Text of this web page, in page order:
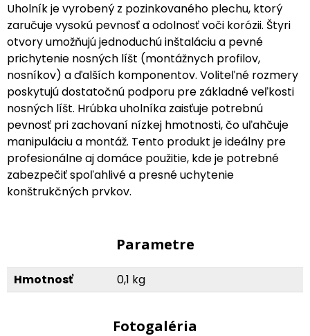
Uholník je vyrobený z pozinkovaného plechu, ktorý
zaručuje vysokú pevnosť a odolnosť voči korózii. Štyri
otvory umožňujú jednoduchú inštaláciu a pevné
prichytenie nosných líšt (montážnych profilov,
nosníkov) a ďalších komponentov. Voliteľné rozmery
poskytujú dostatočnú podporu pre základné veľkosti
nosných líšt. Hrúbka uholníka zaisťuje potrebnú
pevnosť pri zachovaní nízkej hmotnosti, čo uľahčuje
manipuláciu a montáž. Tento produkt je ideálny pre
profesionálne aj domáce použitie, kde je potrebné
zabezpečiť spoľahlivé a presné uchytenie
konštrukčných prvkov.
Parametre
Hmotnosť 0,1 kg
Fotogaléria